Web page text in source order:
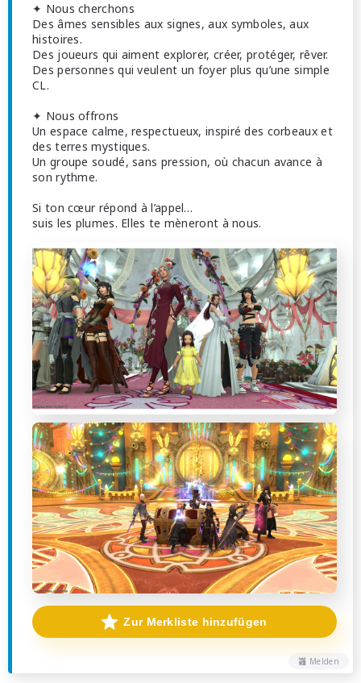
✦ Nous cherchons
Des âmes sensibles aux signes, aux symboles, aux
histoires.
Des joueurs qui aiment explorer, créer, protéger, rêver.
Des personnes qui veulent un foyer plus qu’une simple
CL.
✦ Nous offrons
Un espace calme, respectueux, inspiré des corbeaux et
des terres mystiques.
Un groupe soudé, sans pression, où chacun avance à
son rythme.
Si ton cœur répond à l’appel…
suis les plumes. Elles te mèneront à nous.
Melden
Zur Merkliste hinzufügen